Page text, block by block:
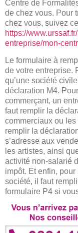
Centre de
de chez vous. Pour
chez vous, suivez
https://
entreprise/mon-
Le formulaire à
de votre entreprise.
qu’une société
déclaration M4.
commerçant, un
faut remplir la
commerciaux ou
remplir la
s’adresse aux
les artistes, ainsi
activité non-salarié
impôt. Et enfin,
société, il faut
formulaire P4 si